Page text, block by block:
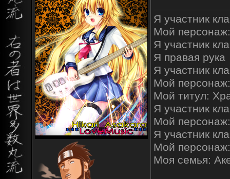
Я участник
Мой
Я участник
Я правая рука
Я участник
Мой
Мой титул:
Я участник
Мой
Я участник
Мой
Моя семья: